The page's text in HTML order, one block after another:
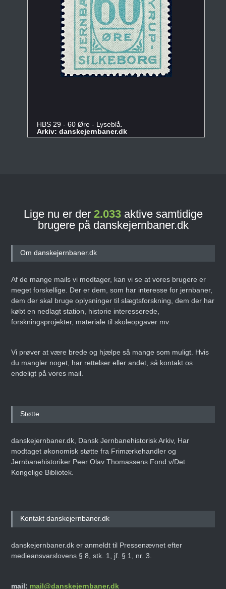
HBS 29 - 60 Øre - Lyseblå.
Arkiv: danskejernbaner.dk
Lige nu er der 2.033aktive samtidige
brugere på danskejernbaner.dk
Om danskejernbaner.dk
Af de mange mails vi modtager, kan vi se at vores brugere er
meget forskellige. Der er dem, som har interesse for jernbaner,
dem der skal bruge oplysninger til slægtsforskning, dem der har
købt en nedlagt station, historie interesserede,
forskningsprojekter, materiale til skoleopgaver mv.
Vi prøver at være brede og hjælpe så mange som muligt. Hvis
du mangler noget, har rettelser eller andet, så kontakt os
endeligt på vores mail.
Støtte
danskejernbaner.dk, Dansk Jernbanehistorisk Arkiv, Har
modtaget økonomisk støtte fra Frimærkehandler og
Jernbanehistoriker Peer Olav Thomassens Fond v/Det
Kongelige Bibliotek.
Kontakt danskejernbaner.dk
danskejernbaner.dk er anmeldt til Pressenævnet efter
medieansvarslovens § 8, stk. 1, jf. § 1, nr. 3.
mail: mail@danskejernbaner.dk